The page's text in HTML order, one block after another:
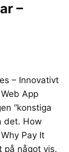
–
– Innovativt
App
“konstiga
det. How
Pay It
på något vis.